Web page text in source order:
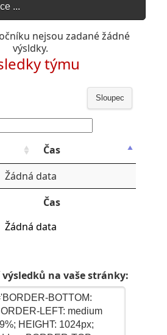
...
nejsou zadané žádné
výsldky.
týmu
Sloupec
Čas
Žádná data
Čas
Žádná data
na vaše stránky: